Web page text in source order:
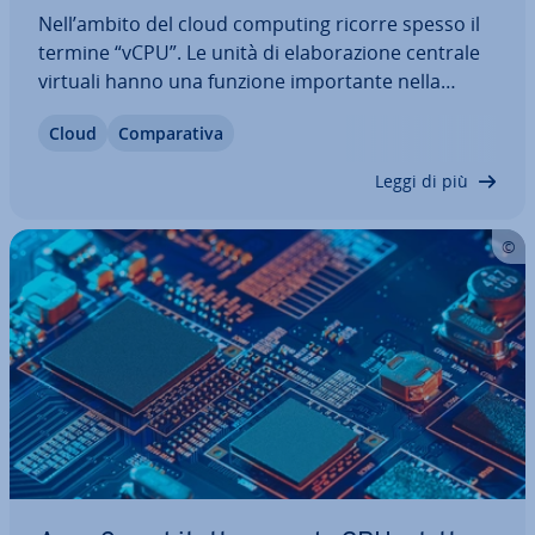
Nell’ambito del cloud computing ricorre spesso il
termine “vCPU”. Le unità di ela­bo­ra­zio­ne centrale
virtuali hanno una funzione im­por­tan­te nella
alcuni aspetti che le dif­fe­ren­zia­no dalle CPU fisiche.
Cloud Com­pa­ra­ti­va
Leggi di più